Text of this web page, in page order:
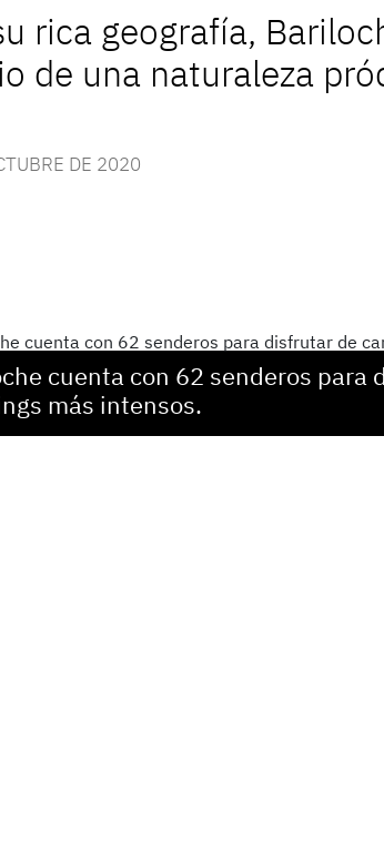
rica geografía,
de una naturaleza
DE 2020
cuenta con 62 senderos para
más intensos.